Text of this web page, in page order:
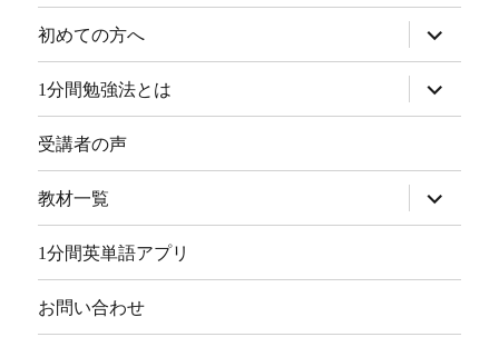
初めての方へ
ブ
メ
ニ
ュ
ー
開
1分間勉強法とは
ブ
メ
ー
を
展
開
受講者の声
教材一覧
ブ
メ
ー
1分間英単語アプリ
お問い合わせ